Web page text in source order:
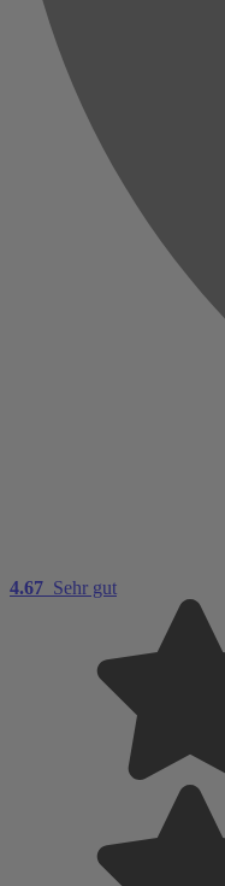
4.67 Sehr gut